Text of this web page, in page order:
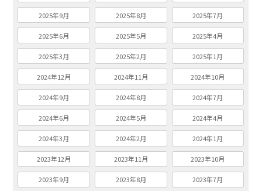
2025年9月 2025年8月 2025年7月
2025年6月 2025年5月 2025年4月
2025年3月 2025年2月 2025年1月
2024年12月 2024年11月 2024年10月
2024年9月 2024年8月 2024年7月
2024年6月 2024年5月 2024年4月
2024年3月 2024年2月 2024年1月
2023年12月 2023年11月 2023年10月
2023年9月 2023年8月 2023年7月